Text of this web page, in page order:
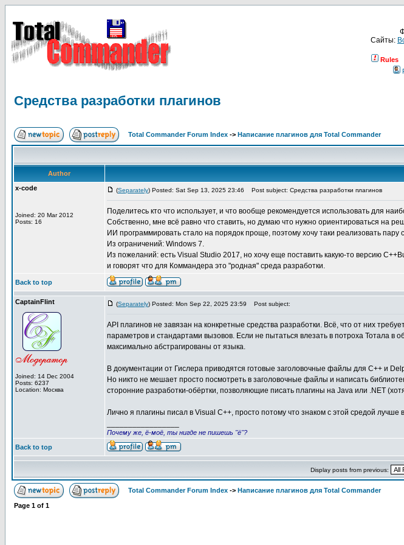
Сайты:
Rules
Средства разработки плагинов
Total Commander Forum Index -> Написание плагинов для Total Commander
Author
x-code
Joined: 20 Mar 2012
Posts: 16
(Separately) Posted: Sat Sep 13, 2025 23:46 Post subject: Средства разработки плагинов
Поделитесь кто что использует, и что вообще рекомендуется использовать для
Собственно, мне всё равно что ставить, но думаю что нужно ориентироваться на
ИИ программировать стало на порядок проще, поэтому хочу таки реализовать пару
Из ограничений: Windows 7.
Из пожеланий: есть Visual Studio 2017, но хочу еще поставить какую-то версию
и говорят что для Коммандера это "родная" среда разработки.
Back to top
CaptainFlint
Joined: 14 Dec 2004
Posts: 6237
Location: Москва
(Separately) Posted: Mon Sep 22, 2025 23:59 Post subject:
API плагинов не завязан на конкретные средства разработки. Всё, что от них
параметров и стандартами вызовов. Если не пытаться влезать в потроха Тотала
максимально абстрагированы от языка.
В документации от Гислера приводятся готовые заголовочные файлы для C++ и
Но никто не мешает просто посмотреть в заголовочные файлы и написать
сторонние разработки-обёртки, позволяющие писать плагины на Java или .NET
Лично я плагины писал в Visual C++, просто потому что знаком с этой средой лучше
Почему же, ё-моё, ты нигде не пишешь "ё"?
Back to top
Display posts from previous:
Total Commander Forum Index -> Написание плагинов для Total Commander
Page 1 of 1